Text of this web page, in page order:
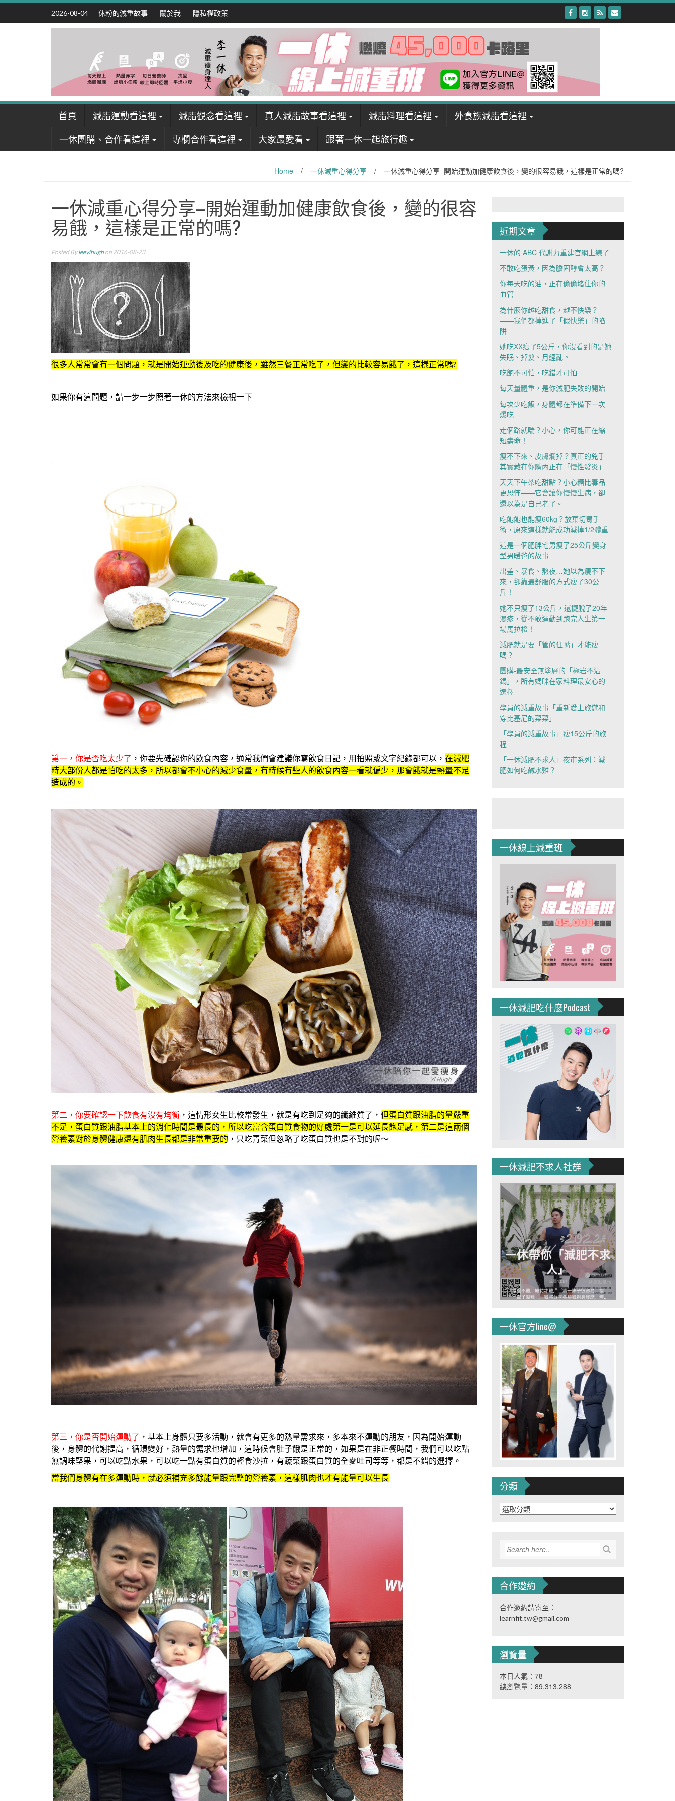
Skip
content
2026-08-04 休粉的減重故事 關於我 隱私權政策
首頁 減脂運動看這裡 減脂觀念看這裡 真人減脂故事看這裡 減脂料理看這裡
外食族減脂看這裡
一休團購、合作看這裡
專欄合作看這裡 大家最愛看 跟著一休一起旅行趣
Home / 一休減重心得分享 / 一休減重心得分享–開始運動加健康飲食後，變的很容易餓，這樣是正常的嗎?
一休減重心得分享–開始運動加健康飲食後，變的很容
易餓，這樣是正常的嗎?
Posted Byleeyihugh on 2016-08-23
很多人常常會有一個問題，就是開始運動後及吃的健康後，雖然三餐正常吃了，但變的比較容易餓了，這樣正常嗎?
如果你有這問題，請一步一步照著一休的方法來檢視一下
第一，你是否吃太少了 ，你要先確認你的飲食內容，通常我們會建議你寫飲食日記，用拍照或文字紀錄都可以， 在減肥
時大部份人都是怕吃的太多，所以都會不小心的減少食量，有時候有些人的飲食內容一看就偏少，那會餓就是熱量不足
造成的。
第二，你要確認一下飲食有沒有均衡 ，這情形女生比較常發生，就是有吃到足夠的纖維質了， 但蛋白質跟油脂的量嚴重
不足，蛋白質跟油脂基本上的消化時間是最長的，所以吃富含蛋白質食物的好處第一是可以延長飽足感，第二是這兩個
營養素對於身體健康還有肌肉生長都是非常重要的 ，只吃青菜但忽略了吃蛋白質也是不對的喔～
第三，你是否開始運動了 ，基本上身體只要多活動，就會有更多的熱量需求來，多本來不運動的朋友，因為開始運動
後，身體的代謝提高，循環變好，熱量的需求也增加，這時候會肚子餓是正常的，如果是在非正餐時間，我們可以吃點
無調味堅果，可以吃點水果，可以吃一點有蛋白質的輕食沙拉，有蔬菜跟蛋白質的全麥吐司等等，都是不錯的選擇。
當我們身體有在多運動時，就必須補充多餘能量跟完整的營養素，這樣肌肉也才有能量可以生長
近期文章
一休的 ABC 代謝力重建官網上線了
不敢吃蛋黃，因為膽固醇會太高？
你每天吃的油，正在偷偷堵住你的
血管
為什麼你越吃甜食，越不快樂？
——我們都掉進了「假快樂」的陷
阱
她吃XX瘦了5公斤，你沒看到的是她
失眠、掉髮、月經亂。
吃飽不可怕，吃錯才可怕
每天量體重，是你減肥失敗的開始
每次少吃飯，身體都在準備下一次
爆吃
走個路就喘？小心，你可能正在縮
短壽命！
瘦不下來、皮膚爛掉？真正的兇手
其實藏在你體內正在「慢性發炎」
天天下午茶吃甜點？小心糖比毒品
更恐怖——它會讓你慢慢生病，卻
還以為是自己老了。
吃飽飽也能瘦60kg？放棄切胃手
術，原來這樣就能成功減掉1/2體重
這是一個肥胖宅男瘦了25公斤變身
型男暖爸的故事
出差、暴食、熬夜…她以為瘦不下
來，卻靠最舒服的方式瘦了30公
斤！
她不只瘦了13公斤，還擺脫了20年
濕疹，從不敢運動到跑完人生第一
場馬拉松！
減肥就是要「管的住嘴」才能瘦
嗎？
團購-最安全無塗層的「極岩不沾
鍋」，所有媽咪在家料理最安心的
選擇
學員的減重故事「重新愛上旅遊和
穿比基尼的菜菜」
「學員的減重故事」瘦15公斤的旅
程
「一休減肥不求人」夜市系列：減
肥如何吃鹹水雞？
一休線上減重班
一休減肥吃什麼Podcast
一休減肥不求人社群
一休官方line@
分類
分
類
合作邀約
合作邀約請寄至：
learnfit.tw@gmail.com
瀏覽量
本日人氣：78
總瀏覽量：89,313,288